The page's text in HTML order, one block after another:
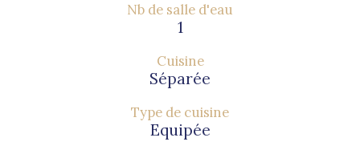
Nb de salle d'eau
1
Cuisine
Séparée
Type de cuisine
Equipée